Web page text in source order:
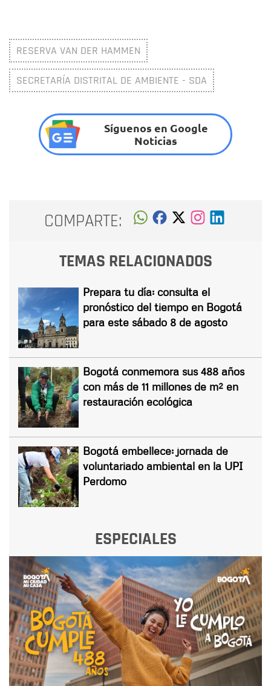
RESERVA VAN DER HAMMEN
SECRETARÍA DISTRITAL DE AMBIENTE - SDA
Síguenos en Google
Noticias
COMPARTE:
TEMAS RELACIONADOS
Prepara tu día: consulta el
pronóstico del tiempo en Bogotá
para este sábado 8 de agosto
Bogotá conmemora sus 488 años
con más de 11 millones de m² en
restauración ecológica
Bogotá embellece: jornada de
voluntariado ambiental en la UPI
Perdomo
ESPECIALES